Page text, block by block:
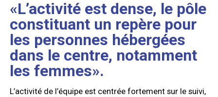
«L’activité est dense, le pôle
constituant un repère pour
les personnes hébergées
dans le centre, notamment
les femmes».
L’activité de l’équipe est centrée fortement sur le suivi,